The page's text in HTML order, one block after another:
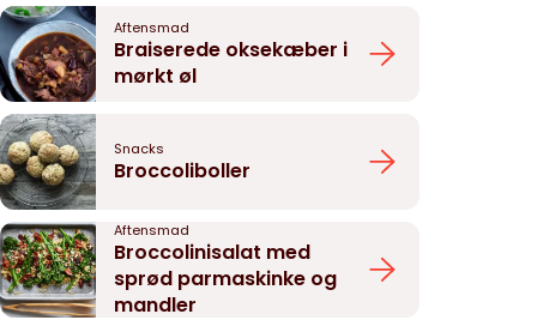
Aftensmad
Braiserede oksekæber i
mørkt øl
Snacks
Broccoliboller
Aftensmad
Broccolinisalat med
sprød parmaskinke og
mandler